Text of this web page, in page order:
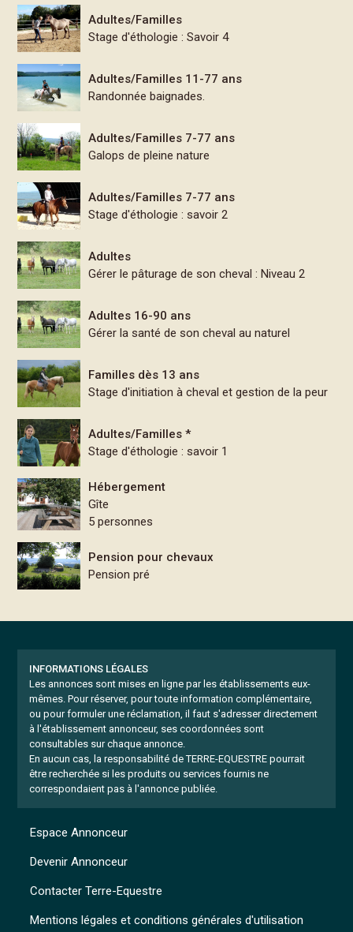
Adultes/Familles
Stage d'éthologie : Savoir 4
Adultes/Familles 11-77 ans
Randonnée baignades.
Adultes/Familles 7-77 ans
Galops de pleine nature
Adultes/Familles 7-77 ans
Stage d'éthologie : savoir 2
Adultes
Gérer le pâturage de son cheval : Niveau 2
Adultes 16-90 ans
Gérer la santé de son cheval au naturel
Familles dès 13 ans
Stage d'initiation à cheval et gestion de la peur
Adultes/Familles *
Stage d'éthologie : savoir 1
Hébergement
Gîte
5 personnes
Pension pour chevaux
Pension pré
INFORMATIONS LÉGALES
Les annonces sont mises en ligne par les établissements eux-
mêmes. Pour réserver, pour toute information complémentaire,
ou pour formuler une réclamation, il faut s'adresser directement
à l'établissement annonceur, ses coordonnées sont
consultables sur chaque annonce.
En aucun cas, la responsabilité de TERRE-EQUESTRE pourrait
être recherchée si les produits ou services fournis ne
correspondaient pas à l'annonce publiée.
Mentions légales et conditions générales d'utilisation
Espace Annonceur
Devenir Annonceur
Contacter Terre-Equestre